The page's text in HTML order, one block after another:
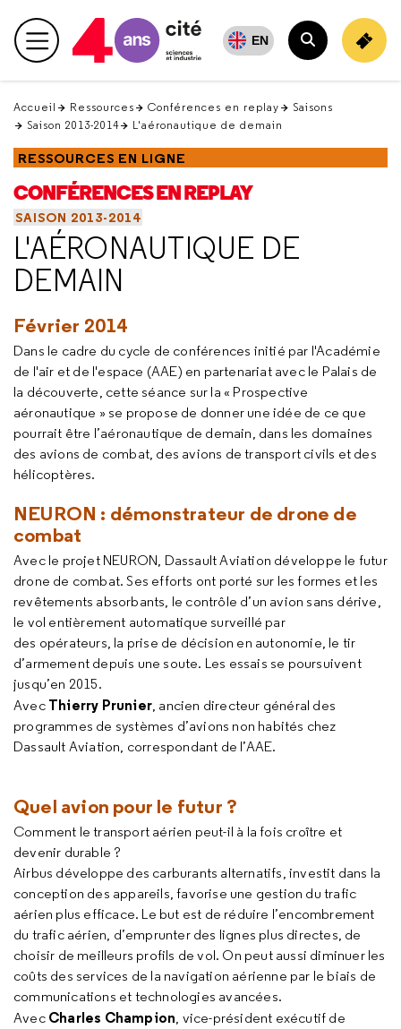
en
haut Menu principal EN
Rechercher
Accueil Ressources Conférences en replay
Saisons
Saison 2013-2014
L'aéronautique de demain
RESSOURCES EN LIGNE
CONFÉRENCES EN REPLAY
SAISON 2013-2014
L'AÉRONAUTIQUE DE
DEMAIN
Février 2014
Dans le cadre du cycle de conférences initié par l'Académie
de l'air et de l'espace (AAE) en partenariat avec le Palais de
la découverte, cette séance sur la « Prospective
aéronautique » se propose de donner une idée de ce que
pourrait être l’aéronautique de demain, dans les domaines
des avions de combat, des avions de transport civils et des
hélicoptères.
NEURON : démonstrateur de drone de
combat
Avec le projet NEURON, Dassault Aviation développe le futur
drone de combat. Ses efforts ont porté sur les formes et les
revêtements absorbants, le contrôle d’un avion sans dérive,
le vol entièrement automatique surveillé par
des opérateurs, la prise de décision en autonomie, le tir
d’armement depuis une soute. Les essais se poursuivent
jusqu’en 2015.
Avec Thierry Prunier, ancien directeur général des
programmes de systèmes d’avions non habités chez
Dassault Aviation, correspondant de l’AAE.
Quel avion pour le futur ?
Comment le transport aérien peut-il à la fois croître et
devenir durable ?
Airbus développe des carburants alternatifs, investit dans la
conception des appareils, favorise une gestion du trafic
aérien plus efficace. Le but est de réduire l’encombrement
du trafic aérien, d’emprunter des lignes plus directes, de
choisir de meilleurs profils de vol. On peut aussi diminuer les
coûts des services de la navigation aérienne par le biais de
communications et technologies avancées.
Avec Charles Champion, vice-président exécutif de